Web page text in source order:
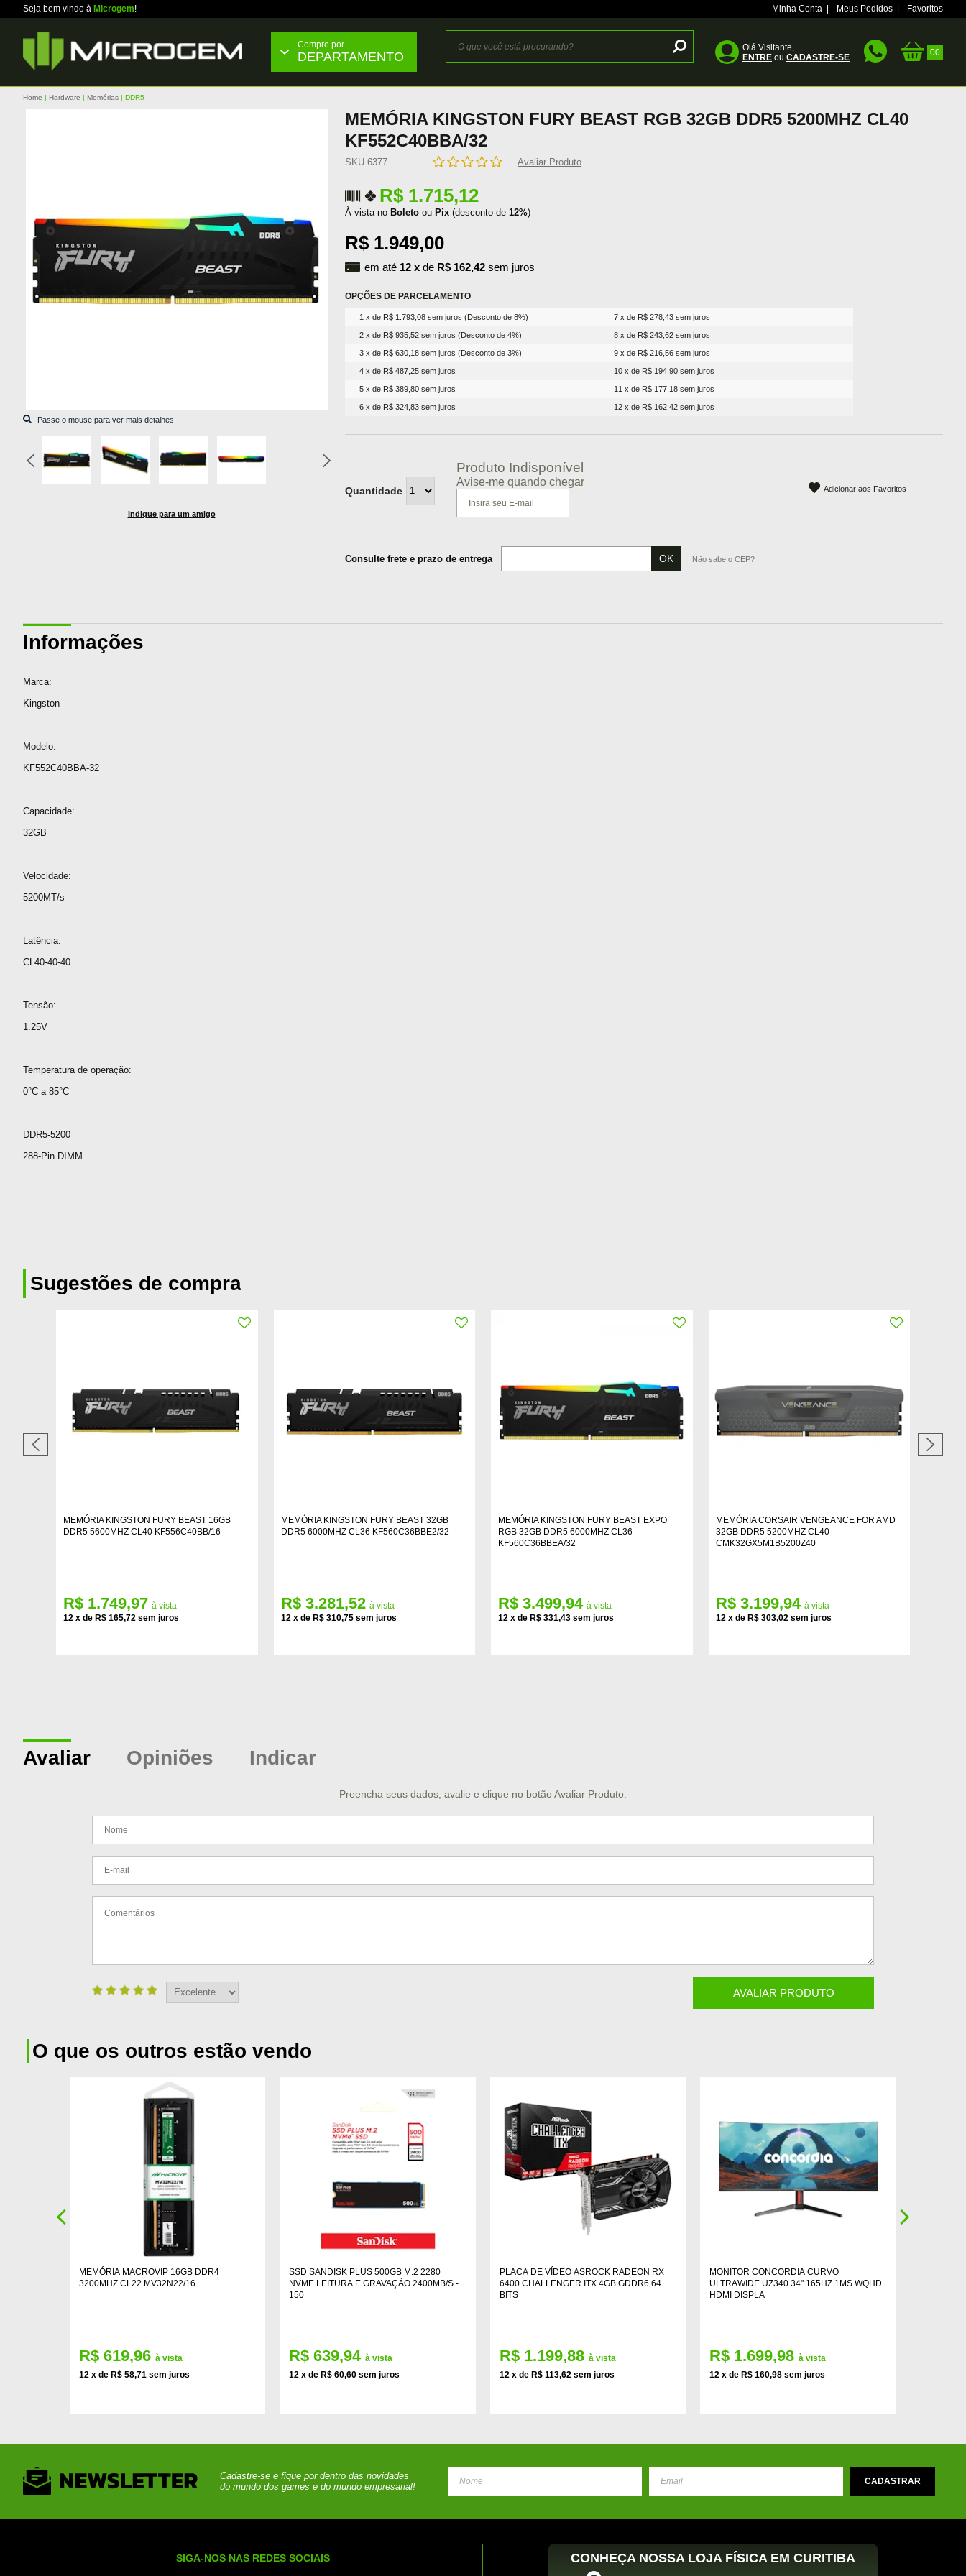
Seja bem vindo à Microgem! Minha Conta Meus Pedidos Favoritos
Compre por
DEPARTAMENTO
Olá Visitante,
ENTRE ou CADASTRE-SE
Home Hardware Memórias DDR5
Indique para um amigo
MEMÓRIA KINGSTON FURY BEAST RGB 32GB DDR5 5200MHZ CL40
KF552C40BBA/32
SKU 6377 Avaliar Produto
R$ 1.715,12
À vista no Boleto ou Pix (desconto de 12%)
R$ 1.949,00
em até 12 x de R$ 162,42 sem juros
OPÇÕES DE PARCELAMENTO
1 x de R$ 1.793,08 sem juros (Desconto de 8%)
2 x de R$ 935,52 sem juros (Desconto de 4%)
3 x de R$ 630,18 sem juros (Desconto de 3%)
4 x de R$ 487,25 sem juros
5 x de R$ 389,80 sem juros
6 x de R$ 324,83 sem juros
7 x de R$ 278,43 sem juros
8 x de R$ 243,62 sem juros
9 x de R$ 216,56 sem juros
10 x de R$ 194,90 sem juros
11 x de R$ 177,18 sem juros
12 x de R$ 162,42 sem juros
Quantidade
Produto Indisponível
Avise-me quando chegar
Adicionar aos Favoritos
Consulte frete e prazo de entrega Não sabe o CEP?
Informações
Marca:
Kingston
Modelo:
KF552C40BBA-32
Capacidade:
32GB
Velocidade:
5200MT/s
Latência:
CL40-40-40
Tensão:
1.25V
Temperatura de operação:
0°C a 85°C
DDR5-5200
288-Pin DIMM
Sugestões de compra
MEMÓRIA KINGSTON FURY BEAST 16GB
DDR5 5600MHZ CL40 KF556C40BB/16
12 x de R$ 165,72
R$ 1.749,97
MEMÓRIA KINGSTON FURY BEAST 32GB
DDR5 6000MHZ CL36 KF560C36BBE2/32
12 x de R$ 310,75
R$ 3.281,52
MEMÓRIA KINGSTON FURY BEAST EXPO
RGB 32GB DDR5 6000MHZ CL36
KF560C36BBEA/32
12 x de R$ 331,43
R$ 3.499,94
MEMÓRIA CORSAIR VENGEANCE FOR AMD
32GB DDR5 5200MHZ CL40
CMK32GX5M1B5200Z40
12 x de R$ 303,02
R$ 3.199,94
Avaliar Opiniões Indicar
Preencha seus dados, avalie e clique no botão Avaliar Produto.
AVALIAR PRODUTO
O que os outros estão vendo
MEMÓRIA MACROVIP 16GB DDR4
3200MHZ CL22 MV32N22/16
R$ 619,96 à vista
12 x de R$ 58,71 sem juros
SSD SANDISK PLUS 500GB M.2 2280
NVME LEITURA E GRAVAÇÃO 2400MB/S -
150
R$ 639,94à vista
12 x de R$ 60,60 sem juros
PLACA DE VÍDEO ASROCK RADEON RX
6400 CHALLENGER ITX 4GB GDDR6 64
BITS
R$ 1.199,88 à vista
12 x de R$ 113,62 sem juros
MONITOR CONCORDIA CURVO
ULTRAWIDE UZ340 34" 165HZ 1MS WQHD
HDMI DISPLA
R$ 1.699,98à vista
12 x de R$ 160,98 sem juros
Cadastre-se e fique por dentro das novidades
do mundo dos games e do mundo empresarial!
SIGA-NOS NAS REDES SOCIAIS CONHEÇA NOSSA LOJA FÍSICA EM CURITIBA